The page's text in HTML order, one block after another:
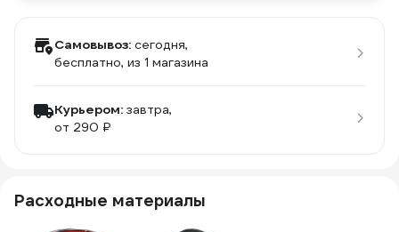
Самовывоз: сегодня,
бесплатно, из 1 магазина
Курьером: завтра,
от 290 ₽
Расходные материалы